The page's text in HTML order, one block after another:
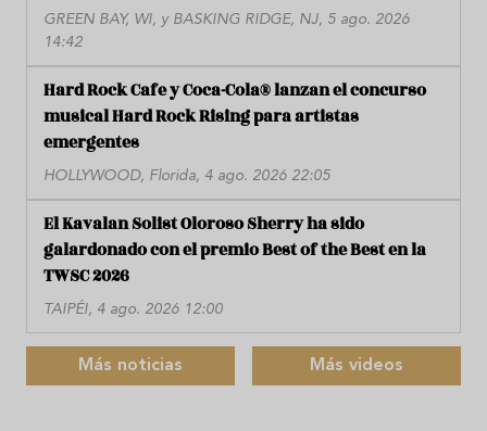
GREEN BAY, WI, y BASKING RIDGE, NJ, 5 ago. 2026
14:42
Hard Rock Cafe y Coca-Cola® lanzan el concurso
musical Hard Rock Rising para artistas
emergentes
HOLLYWOOD, Florida, 4 ago. 2026 22:05
El Kavalan Solist Oloroso Sherry ha sido
galardonado con el premio Best of the Best en la
TWSC 2026
TAIPÉI, 4 ago. 2026 12:00
Más noticias Más videos